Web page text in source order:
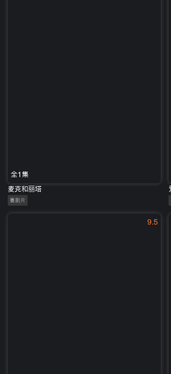
全1集
麦克和丽塔
喜剧片
9.5